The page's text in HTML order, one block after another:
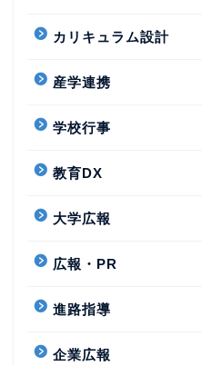
カリキュラム設計
産学連携
学校行事
教育DX
大学広報
広報・PR
進路指導
企業広報